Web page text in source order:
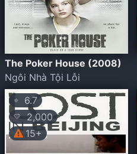
The Poker House (2008)
Ngôi Nhà Tội Lỗi
⭐ 6.7
💛
2,000
15+